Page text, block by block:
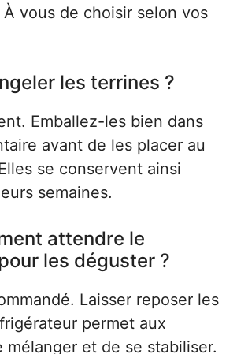
vous de choisir selon vos
les terrines ?
Emballez-les bien dans
avant de les placer au
se conservent ainsi
semaines.
attendre le
les déguster ?
Laisser reposer les
permet aux
mélanger et de se stabiliser.